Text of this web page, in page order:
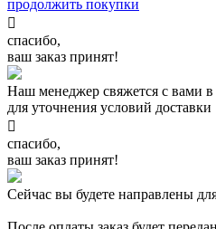
продолжить покупки

спасибо,
ваш заказ принят!
Наш менеджер свяжется с вами
для уточнения условий доставки

спасибо,
ваш заказ принят!
Сейчас вы будете направлены